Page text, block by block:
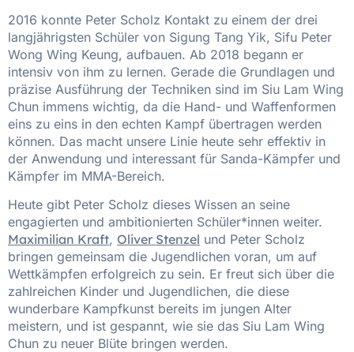
2016 konnte Peter Scholz Kontakt zu einem der drei
langjährigsten Schüler von Sigung Tang Yik, Sifu Peter
Wong Wing Keung, aufbauen. Ab 2018 begann er
intensiv von ihm zu lernen. Gerade die Grundlagen und
präzise Ausführung der Techniken sind im Siu Lam Wing
Chun immens wichtig, da die Hand- und Waffenformen
eins zu eins in den echten Kampf übertragen werden
können. Das macht unsere Linie heute sehr effektiv in
der Anwendung und interessant für Sanda-Kämpfer und
Kämpfer im MMA-Bereich.
Heute gibt Peter Scholz dieses Wissen an seine
engagierten und ambitionierten Schüler*innen weiter.
Maximilian Kraft, Oliver Stenzel und Peter Scholz
bringen gemeinsam die Jugendlichen voran, um auf
Wettkämpfen erfolgreich zu sein. Er freut sich über die
zahlreichen Kinder und Jugendlichen, die diese
wunderbare Kampfkunst bereits im jungen Alter
meistern, und ist gespannt, wie sie das Siu Lam Wing
Chun zu neuer Blüte bringen werden.